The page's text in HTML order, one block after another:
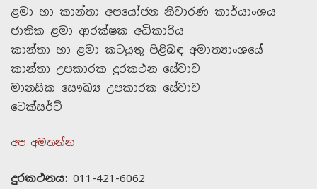
ළමා හා කාන්තා අපයෝජන නිවාරණ කාර්යාංශය
ජාතික ළමා ආරක්ෂක අධිකාරිය
කාන්තා හා ළමා කටයුතු පිළිබඳ අමාත්‍යාංශයේ
කාන්තා උපකාරක දුරකථන සේවාව
මානසික සෞඛ්‍ය උපකාරක සේවාව
ටෙක්සර්ට්
අප අමතන්න
දුරකථනය: 011-421-6062